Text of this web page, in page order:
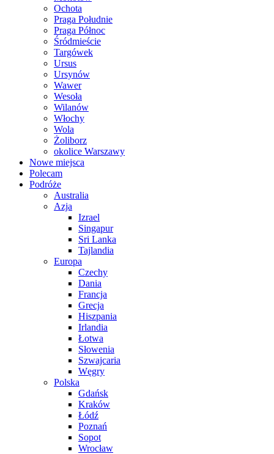
Ochota
Praga Południe
Praga Północ
Śródmieście
Targówek
Ursus
Ursynów
Wawer
Wesoła
Wilanów
Włochy
Wola
Żoliborz
okolice Warszawy
Nowe miejsca
Polecam
Podróże
Australia
Azja
Izrael
Singapur
Sri Lanka
Tajlandia
Europa
Czechy
Dania
Francja
Grecja
Hiszpania
Irlandia
Łotwa
Słowenia
Szwajcaria
Węgry
Polska
Gdańsk
Kraków
Łódź
Poznań
Sopot
Wrocław